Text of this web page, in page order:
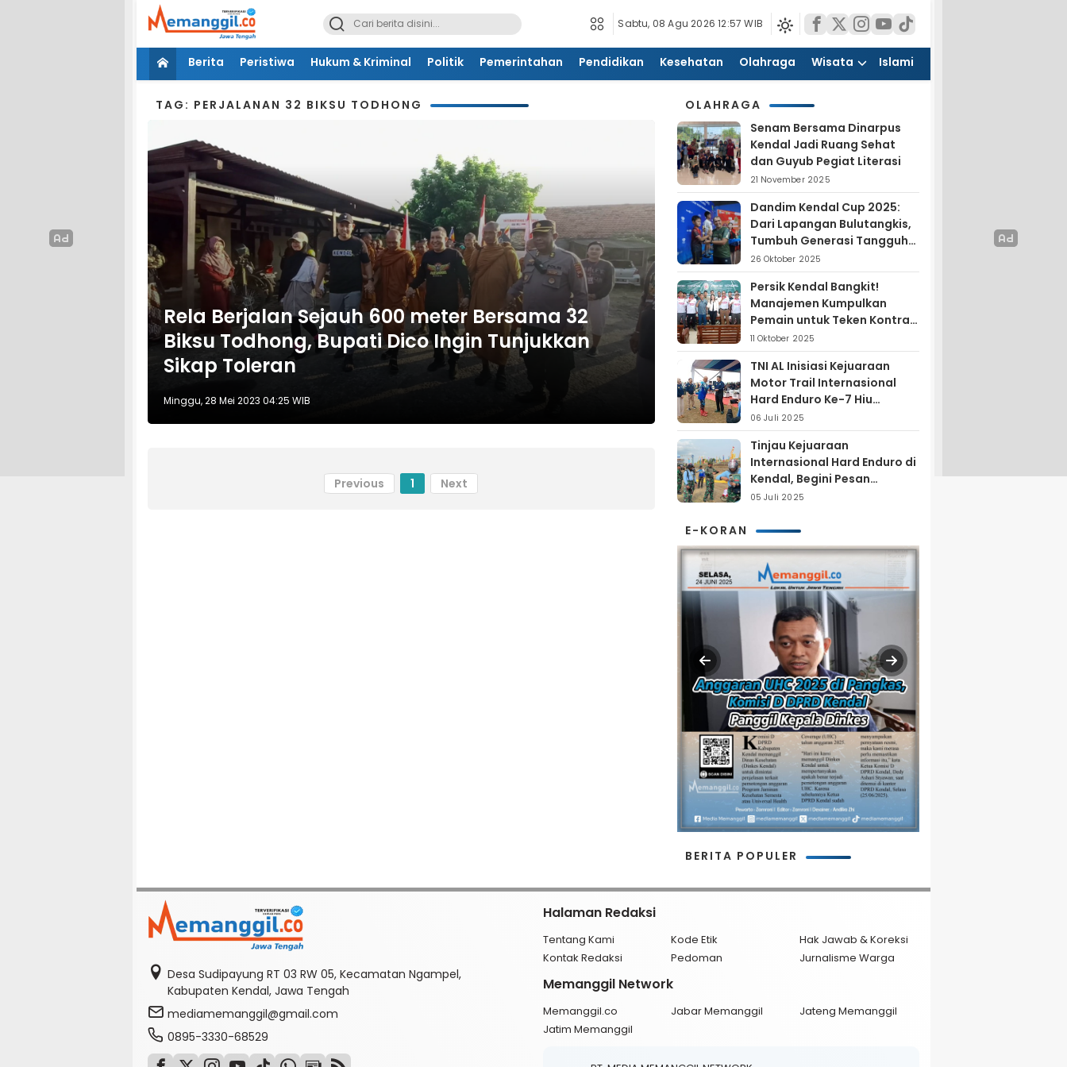
Sabtu, 08 Agu 2026 12:57 WIB
Berita Peristiwa Hukum & Kriminal Politik Pemerintahan Pendidikan Kesehatan Olahraga Wisata Islami
TAG: PERJALANAN 32 BIKSU TODHONG
Rela Berjalan Sejauh 600 meter Bersama 32
Biksu Todhong, Bupati Dico Ingin Tunjukkan
Sikap Toleran
Minggu, 28 Mei 2023 04:25 WIB
Previous 1 Next
OLAHRAGA
Senam Bersama Dinarpus
Kendal Jadi Ruang Sehat
dan Guyub Pegiat Literasi
21 November 2025
Dandim Kendal Cup 2025:
Dari Lapangan Bulutangkis,
Tumbuh Generasi Tangguh
dan Nasionalis
26 Oktober 2025
Persik Kendal Bangkit!
Manajemen Kumpulkan
Pemain untuk Teken Kontrak
Jelang Liga 4
11 Oktober 2025
TNI AL Inisiasi Kejuaraan
Motor Trail Internasional
Hard Enduro Ke-7 Hiu
Selatan
06 Juli 2025
Tinjau Kejuaraan
Internasional Hard Enduro di
Kendal, Begini Pesan
Laksamana Pertama TNI AL
05 Juli 2025
E-KORAN
BERITA POPULER
Desa Sudipayung RT 03 RW 05, Kecamatan Ngampel,
Kabupaten Kendal, Jawa Tengah
mediamemanggil@gmail.com
0895-3330-68529
Halaman Redaksi
Tentang Kami Kode Etik
Hak Jawab & Koreksi
Kontak Redaksi
Pedoman Jurnalisme Warga
Memanggil Network
Memanggil.co Jabar Memanggil
Jateng Memanggil
Jatim Memanggil